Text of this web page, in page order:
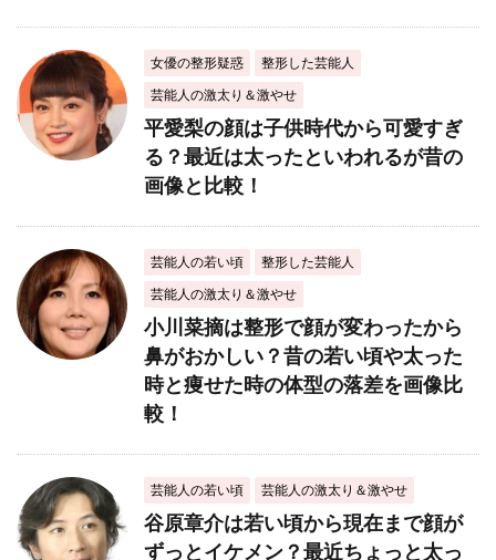
女優の整形疑惑
整形した芸能人
芸能人の激太り＆激やせ
平愛梨の顔は子供時代から可愛すぎ
る？最近は太ったといわれるが昔の
画像と比較！
芸能人の若い頃
整形した芸能人
芸能人の激太り＆激やせ
小川菜摘は整形で顔が変わったから
鼻がおかしい？昔の若い頃や太った
時と痩せた時の体型の落差を画像比
較！
芸能人の若い頃 芸能人の激太り＆激やせ
谷原章介は若い頃から現在まで顔が
ずっとイケメン？最近ちょっと太っ